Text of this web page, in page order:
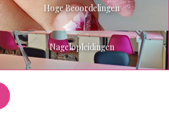
Hoge Beoordelingen
Nagelopleidingen